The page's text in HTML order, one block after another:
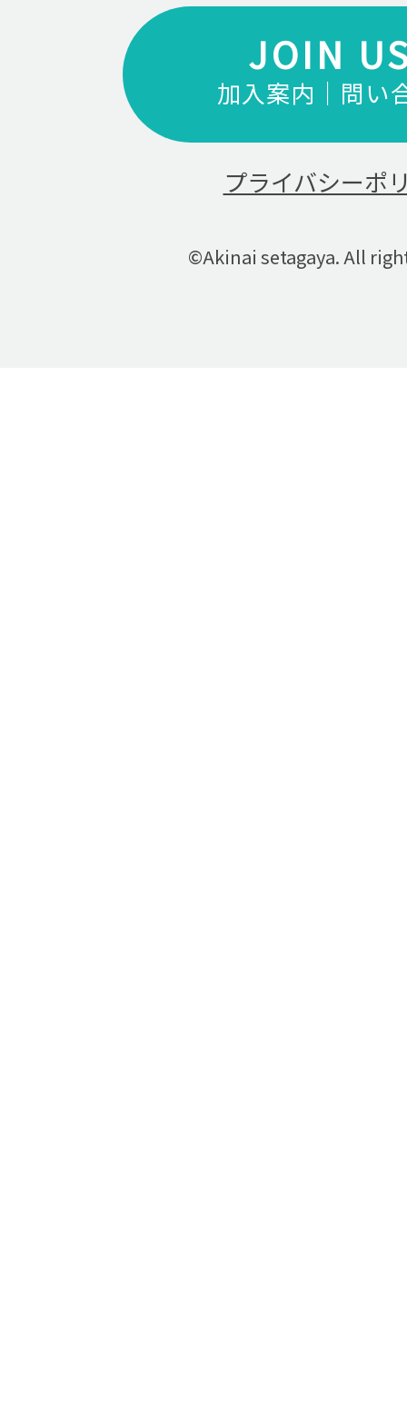
JOIN
加入案内｜問い
プライバシーポ
©Akinai setagaya. All